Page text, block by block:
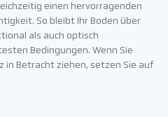
einen hervorragenden
So bleibt Ihr Boden über
als auch optisch
Bedingungen. Wenn Sie
in Betracht ziehen, setzen Sie auf